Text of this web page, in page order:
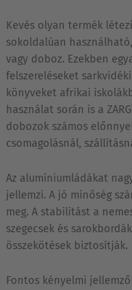
Kevés olyan termék
sokoldalúan
vagy doboz. Ezekben
felszereléseket
könyveket afrikai
használat során is a
dobozok számos
csomagolásnál,
Az alumíniumládákat
jellemzi. A jó minőség
meg. A stabilitást a
szegecsek és
összekötések biztosítják.
Fontos kényelmi